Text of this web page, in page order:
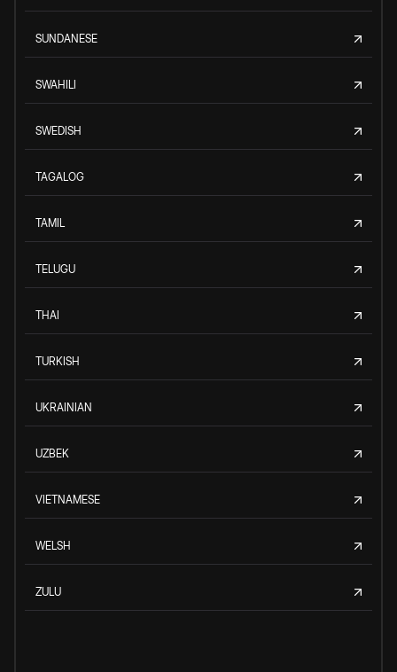
SUNDANESE
SWAHILI
SWEDISH
TAGALOG
TAMIL
TELUGU
THAI
TURKISH
UKRAINIAN
UZBEK
VIETNAMESE
WELSH
ZULU